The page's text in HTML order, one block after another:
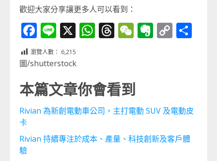
歡迎大家分享讓更多人可以看到：
Facebook
Line
X WhatsApp
Threads
WeChat
Evernote
Copy
瀏覽人數： 6,215
圖/shutterstock
本篇文章你會看到
Rivian 為新創電動車公司，主打電動 SUV 及電動皮
卡
Rivian 持續專注於成本、產量、科技創新及客戶體
驗